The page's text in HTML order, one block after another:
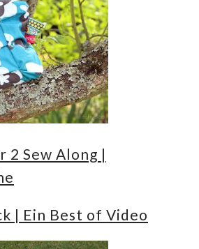
2 Sew Along |
| Ein Best of Video